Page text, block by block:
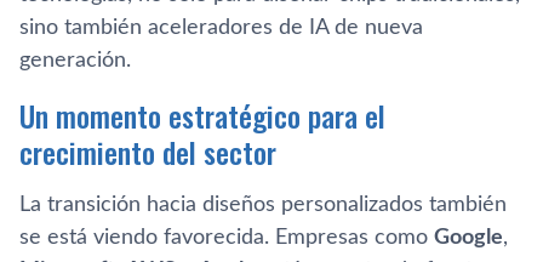
sino también aceleradores de IA de nueva
generación.
Un momento estratégico para el
crecimiento del sector
La transición hacia diseños personalizados también
se está viendo favorecida. Empresas como Google,